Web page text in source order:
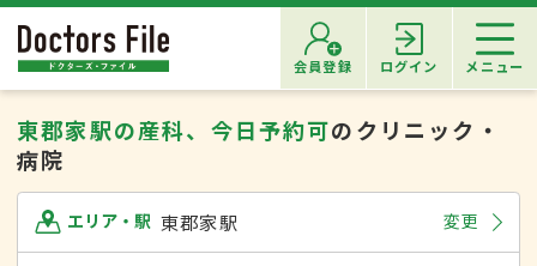
会員登録 ログイン メニュー
東郡家駅の産科、今日予約可のクリニック・
病院
エリア・駅 東郡家駅 変更